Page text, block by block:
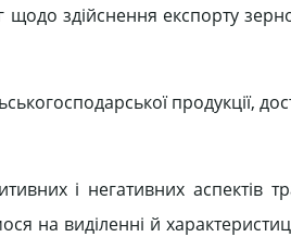
здійснення експорту
продукції,
і негативних аспектів
на виділенні й